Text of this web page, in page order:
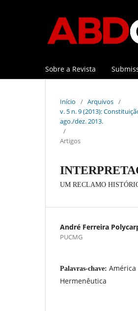
Sobre a Revista
Início / Arquivos /
v. 5 n. 9 (2013):
ago./dez. 2013.
/
Artigos
UM RECLAMO
André Ferreira
PUCMG
Palavras-chave: América
Hermenêutica